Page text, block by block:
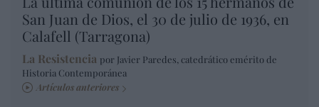
San Juan de Dios, el 30 de julio de 1936, en
Calafell (Tarragona)
La Resistencia por Javier Paredes, catedrático emérito de
Historia Contemporánea
Artículos anteriores